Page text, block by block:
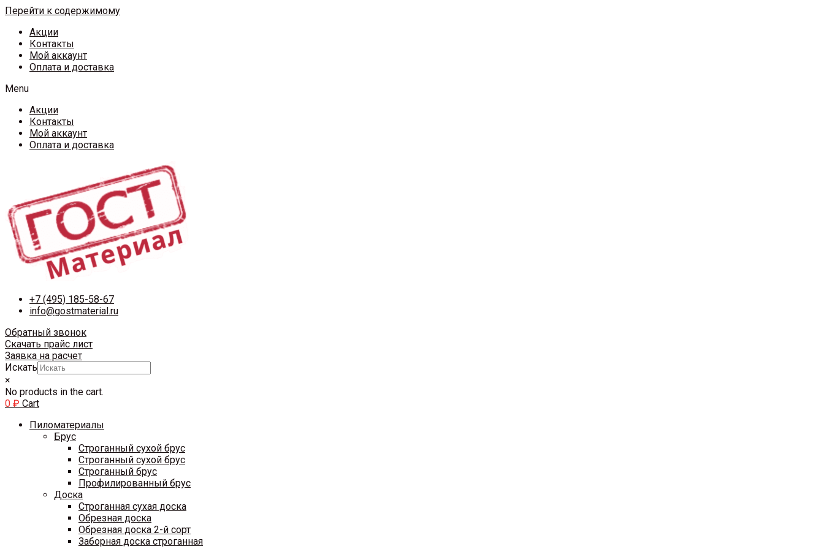
Перейти к содержимому
Акции
Контакты
Мой аккаунт
Оплата и доставка
Menu
Акции
Контакты
Мой аккаунт
Оплата и доставка
+7 (495) 185-58-67
info@gostmaterial.ru
Обратный звонок
Скачать прайс лист
Заявка на расчет
Искать
×
No products in the cart.
0 ₽ Cart
Пиломатериалы
Брус
Строганный сухой брус
Строганный сухой брус
Строганный брус
Профилированный брус
Доска
Строганная сухая доска
Обрезная доска
Обрезная доска 2-й сорт
Заборная доска строганная